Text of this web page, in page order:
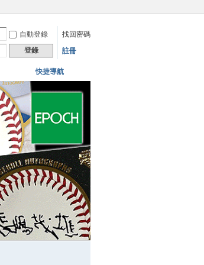
自動登錄
找回密碼
登錄 註冊
快捷導航